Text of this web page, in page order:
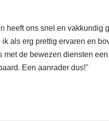
heeft ons snel en vakkundig
ik als erg prettig ervaren en
met de bewezen diensten
Een aanrader dus!"